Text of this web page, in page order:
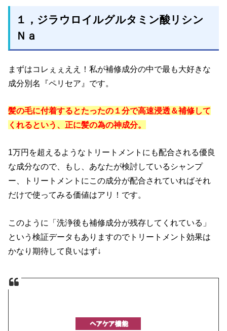
１，ジラウロイルグルタミン酸リシン
Ｎａ
まずはコレぇぇええ！私が補修成分の中で最も大好きな
成分別名『ペリセア』です。
髪の毛に付着するとたったの１分で高速浸透＆補修して
くれるという、正に髪の為の神成分。
1万円を超えるようなトリートメントにも配合される優良
な成分なので、もし、あなたが検討しているシャンプ
ー、トリートメントにこの成分が配合されていればそれ
だけで使ってみる価値はアリ！です。
このように「洗浄後も補修成分が残存してくれている」
という検証データもありますのでトリートメント効果は
かなり期待して良いはず↓